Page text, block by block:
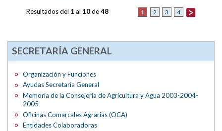
1 2 3 4
Resultados del 1 al 10de48
SECRETARÍA GENERAL
Organización y Funciones
Ayudas Secretaría General
Memoria de la Consejería de Agricultura y Agua 2003-2004-
2005
Oficinas Comarcales Agrarias (OCA)
Entidades Colaboradoras